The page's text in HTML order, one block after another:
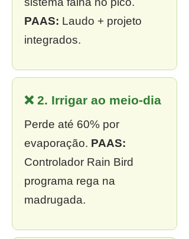
PAAS: Laudo + projeto
integrados.
❌ 2. Irrigar ao meio-dia
Perde até 60% por
evaporação. PAAS:
Controlador Rain Bird
programa rega na
madrugada.